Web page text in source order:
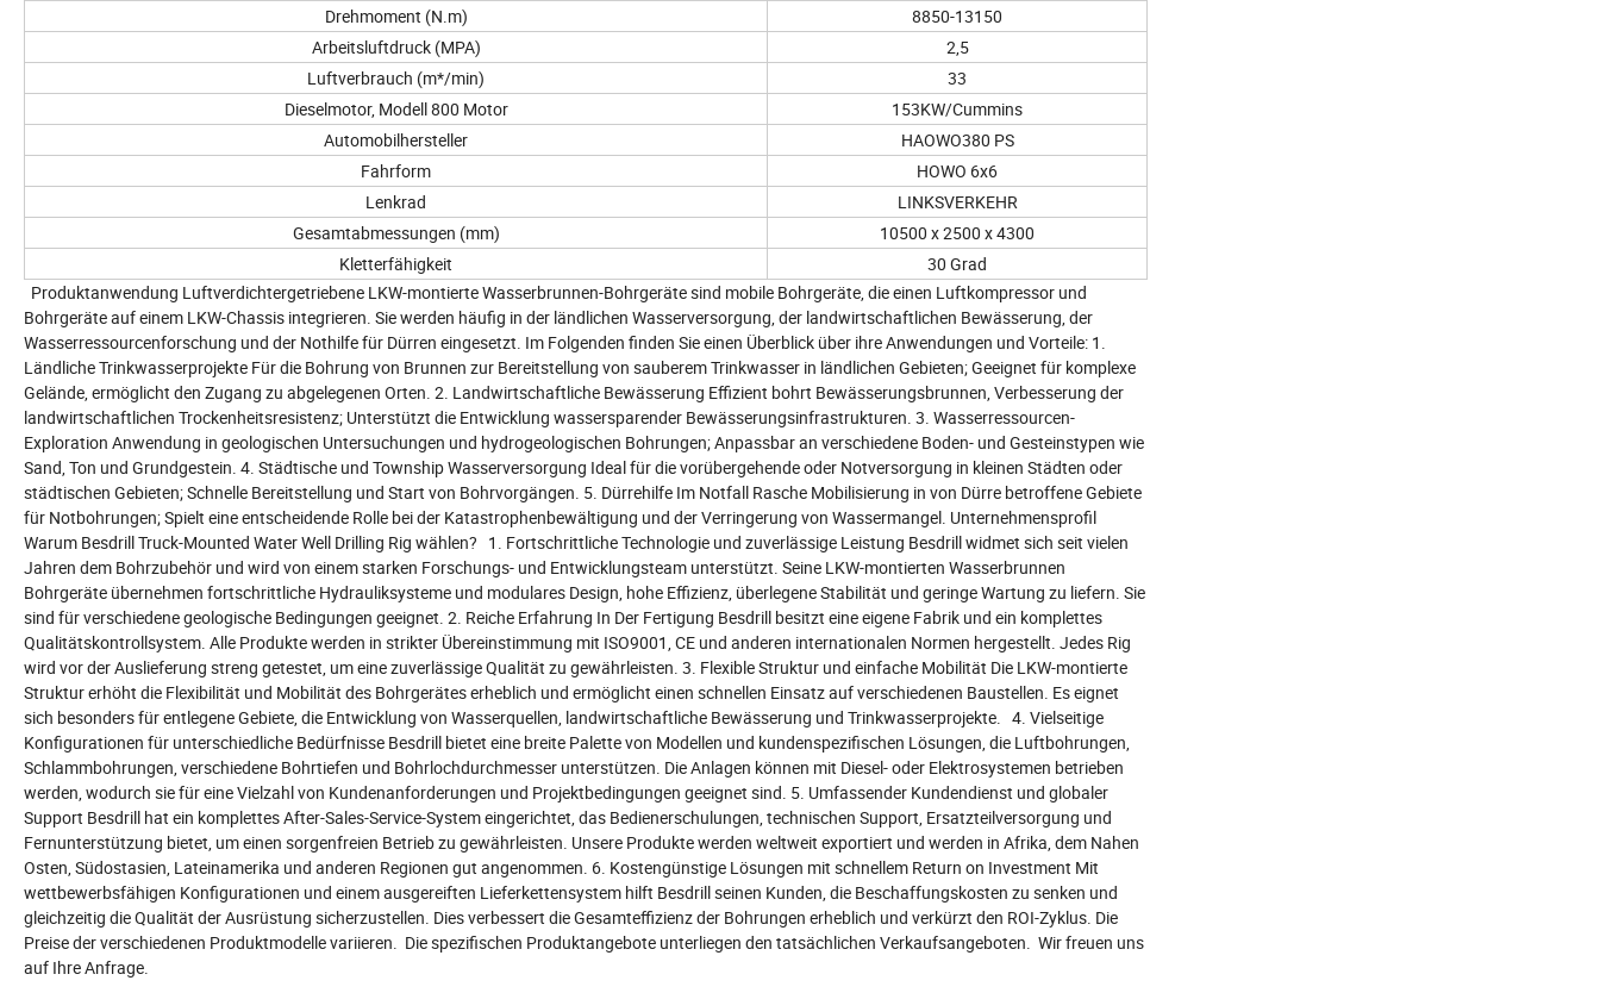
Drehmoment (N.m)
8850-13150
Arbeitsluftdruck (MPA)
2,5
Luftverbrauch (m*/min)
33
Dieselmotor, Modell 800 Motor
153KW/Cummins
Automobilhersteller
HAOWO380 PS
Fahrform
HOWO 6x6
Lenkrad
LINKSVERKEHR
Gesamtabmessungen (mm)
10500 x 2500 x 4300
Kletterfähigkeit
30 Grad
Produktanwendung Luftverdichtergetriebene LKW-montierte Wasserbrunnen-Bohrgeräte sind mobile Bohrgeräte, die einen Luftkompressor und
Bohrgeräte auf einem LKW-Chassis integrieren. Sie werden häufig in der ländlichen Wasserversorgung, der landwirtschaftlichen Bewässerung, der
Wasserressourcenforschung und der Nothilfe für Dürren eingesetzt. Im Folgenden finden Sie einen Überblick über ihre Anwendungen und Vorteile: 1.
Ländliche Trinkwasserprojekte Für die Bohrung von Brunnen zur Bereitstellung von sauberem Trinkwasser in ländlichen Gebieten; Geeignet für komplexe
Gelände, ermöglicht den Zugang zu abgelegenen Orten. 2. Landwirtschaftliche Bewässerung Effizient bohrt Bewässerungsbrunnen, Verbesserung der
landwirtschaftlichen Trockenheitsresistenz; Unterstützt die Entwicklung wassersparender Bewässerungsinfrastrukturen. 3. Wasserressourcen-
Exploration Anwendung in geologischen Untersuchungen und hydrogeologischen Bohrungen; Anpassbar an verschiedene Boden- und Gesteinstypen wie
Sand, Ton und Grundgestein. 4. Städtische und Township Wasserversorgung Ideal für die vorübergehende oder Notversorgung in kleinen Städten oder
städtischen Gebieten; Schnelle Bereitstellung und Start von Bohrvorgängen. 5. Dürrehilfe Im Notfall Rasche Mobilisierung in von Dürre betroffene Gebiete
für Notbohrungen; Spielt eine entscheidende Rolle bei der Katastrophenbewältigung und der Verringerung von Wassermangel. Unternehmensprofil
Warum Besdrill Truck-Mounted Water Well Drilling Rig wählen? 1. Fortschrittliche Technologie und zuverlässige Leistung Besdrill widmet sich seit vielen
Jahren dem Bohrzubehör und wird von einem starken Forschungs- und Entwicklungsteam unterstützt. Seine LKW-montierten Wasserbrunnen
Bohrgeräte übernehmen fortschrittliche Hydrauliksysteme und modulares Design, hohe Effizienz, überlegene Stabilität und geringe Wartung zu liefern. Sie
sind für verschiedene geologische Bedingungen geeignet. 2. Reiche Erfahrung In Der Fertigung Besdrill besitzt eine eigene Fabrik und ein komplettes
Qualitätskontrollsystem. Alle Produkte werden in strikter Übereinstimmung mit ISO9001, CE und anderen internationalen Normen hergestellt. Jedes Rig
wird vor der Auslieferung streng getestet, um eine zuverlässige Qualität zu gewährleisten. 3. Flexible Struktur und einfache Mobilität Die LKW-montierte
Struktur erhöht die Flexibilität und Mobilität des Bohrgerätes erheblich und ermöglicht einen schnellen Einsatz auf verschiedenen Baustellen. Es eignet
sich besonders für entlegene Gebiete, die Entwicklung von Wasserquellen, landwirtschaftliche Bewässerung und Trinkwasserprojekte. 4. Vielseitige
Konfigurationen für unterschiedliche Bedürfnisse Besdrill bietet eine breite Palette von Modellen und kundenspezifischen Lösungen, die Luftbohrungen,
Schlammbohrungen, verschiedene Bohrtiefen und Bohrlochdurchmesser unterstützen. Die Anlagen können mit Diesel- oder Elektrosystemen betrieben
werden, wodurch sie für eine Vielzahl von Kundenanforderungen und Projektbedingungen geeignet sind. 5. Umfassender Kundendienst und globaler
Support Besdrill hat ein komplettes After-Sales-Service-System eingerichtet, das Bedienerschulungen, technischen Support, Ersatzteilversorgung und
Fernunterstützung bietet, um einen sorgenfreien Betrieb zu gewährleisten. Unsere Produkte werden weltweit exportiert und werden in Afrika, dem Nahen
Osten, Südostasien, Lateinamerika und anderen Regionen gut angenommen. 6. Kostengünstige Lösungen mit schnellem Return on Investment Mit
wettbewerbsfähigen Konfigurationen und einem ausgereiften Lieferkettensystem hilft Besdrill seinen Kunden, die Beschaffungskosten zu senken und
gleichzeitig die Qualität der Ausrüstung sicherzustellen. Dies verbessert die Gesamteffizienz der Bohrungen erheblich und verkürzt den ROI-Zyklus. Die
Preise der verschiedenen Produktmodelle variieren. Die spezifischen Produktangebote unterliegen den tatsächlichen Verkaufsangeboten. Wir freuen uns
auf Ihre Anfrage.